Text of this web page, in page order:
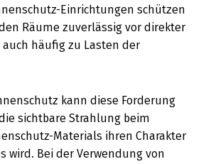
Einrichtungen schützen
Räume zuverlässig vor direkter
häufig zu Lasten der
kann diese Forderung
sichtbare Strahlung beim
Materials ihren Charakter
wird. Bei der Verwendung von